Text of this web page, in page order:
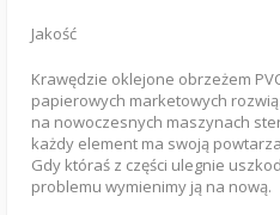
Jakość
Krawędzie oklejone obrzeżem
papierowych marketowych
na nowoczesnych maszynach
każdy element ma swoją
Gdy któraś z części ulegnie
problemu wymienimy ją na nową.